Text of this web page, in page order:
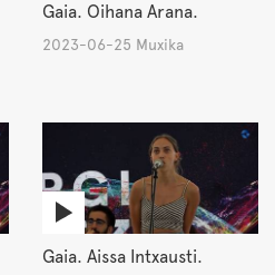
Gaia. Oihana Arana.
2023-06-25 Muxika
Gaia. Aissa Intxausti.